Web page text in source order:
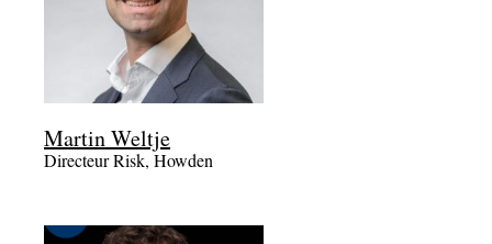
Martin Weltje
Directeur Risk, Howden